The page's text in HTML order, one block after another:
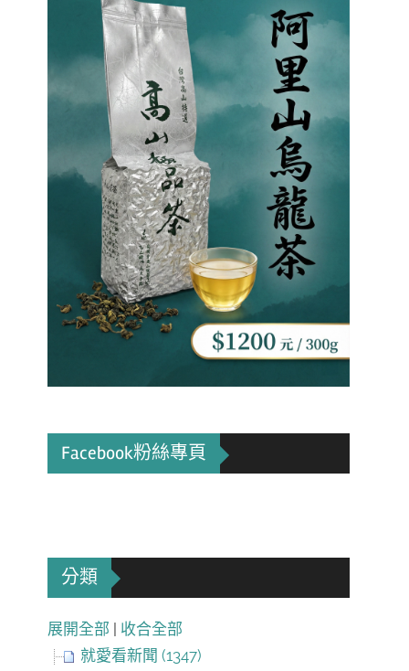
Facebook粉絲專頁
分類
展開全部 | 收合全部
就愛看新聞 (1347)